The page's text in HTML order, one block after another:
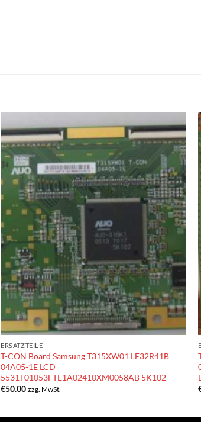
ERSATZTEILE
T-CON Board Samsung T315XW01 LE32R41B
04A05-1E LCD
5531T01053FTE1A02410XM0058AB 5K102
€50.00 zzg. MwSt.